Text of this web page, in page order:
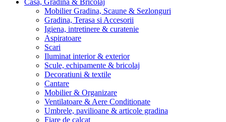
Casa, Gradina & Bricolaj
Mobilier Gradina, Scaune & Sezlonguri
Gradina, Terasa si Accesorii
Igiena, intretinere & curatenie
Aspiratoare
Scari
Iluminat interior & exterior
Scule, echipamente & bricolaj
Decoratiuni & textile
Cantare
Mobilier & Organizare
Ventilatoare & Aere Conditionate
Umbrele, pavilioane & articole gradina
Fiare de calcat